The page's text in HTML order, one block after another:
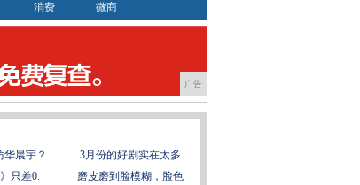
消费 微商
广告
华晨宇？
3月份的好剧实在太多
只差0.
磨皮磨到脸模糊，脸色